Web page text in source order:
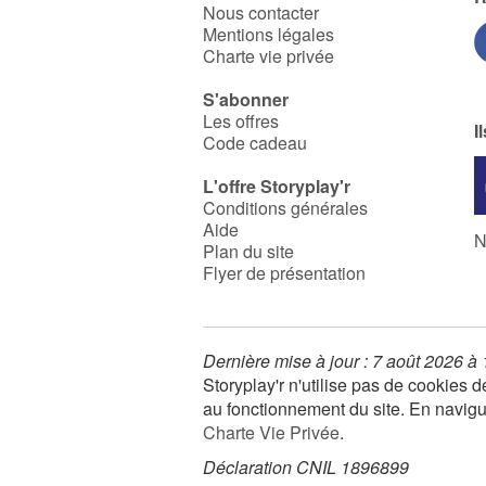
Nous contacter
Mentions légales
Charte vie privée
S'abonner
Les offres
Code cadeau
L'offre Storyplay'r
Conditions générales
Aide
Plan du site
Flyer de présentation
Dernière mise à jour : 7 août 2026 à
Storyplay'r n'utilise pas de cookies
au fonctionnement du site. En
Charte Vie Privée.
Déclaration CNIL 1896899